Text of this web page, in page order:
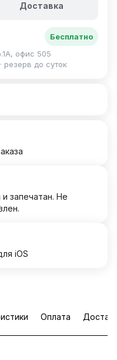
Доставка
Бесплатно
офис 505
резерв до суток
запечатан. Не
iOS
Оплата